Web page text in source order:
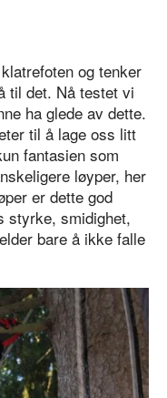
og tenker
til det. Nå testet vi
ha glede av dette.
til å lage oss litt
fantasien som
løyper, her
er dette god
styrke, smidighet,
bare å ikke falle